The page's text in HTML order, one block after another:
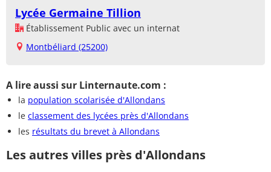
Lycée Germaine Tillion
Établissement Public avec un internat
Montbéliard (25200)
A lire aussi sur Linternaute.com :
la population scolarisée d'Allondans
le classement des lycées près d'Allondans
les résultats du brevet à Allondans
Les autres villes près d'Allondans